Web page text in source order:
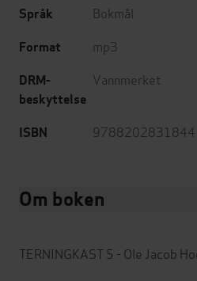
Språk Bokmål
Format mp3
DRM-
beskyttelse
Vannmerket
ISBN 9788202831844
Om boken
TERNINGKAST 5 - Ole Jacob